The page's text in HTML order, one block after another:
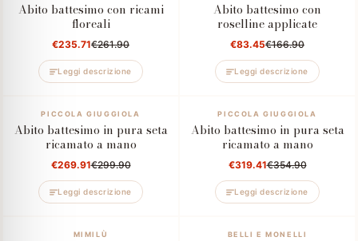
Abito battesimo con ricami
floreali
€235.71€261.90
Leggi descrizione
Abito battesimo con
roselline applicate
€83.45€166.90
Leggi descrizione
PICCOLA GIUGGIOLA
Abito battesimo in pura seta
ricamato a mano
€269.91€299.90
Leggi descrizione
PICCOLA GIUGGIOLA
Abito battesimo in pura seta
ricamato a mano
€319.41€354.90
Leggi descrizione
MIMILÙ BELLI E MONELLI